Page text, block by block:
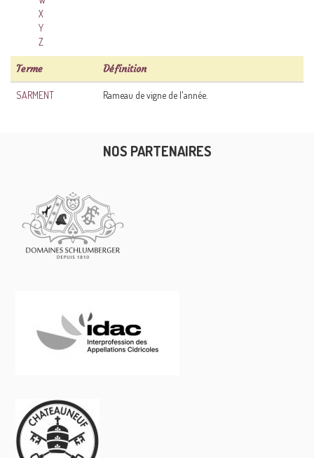
X
Y
Z
Terme Définition
SARMENT Rameau de vigne de l'année.
NOS PARTENAIRES